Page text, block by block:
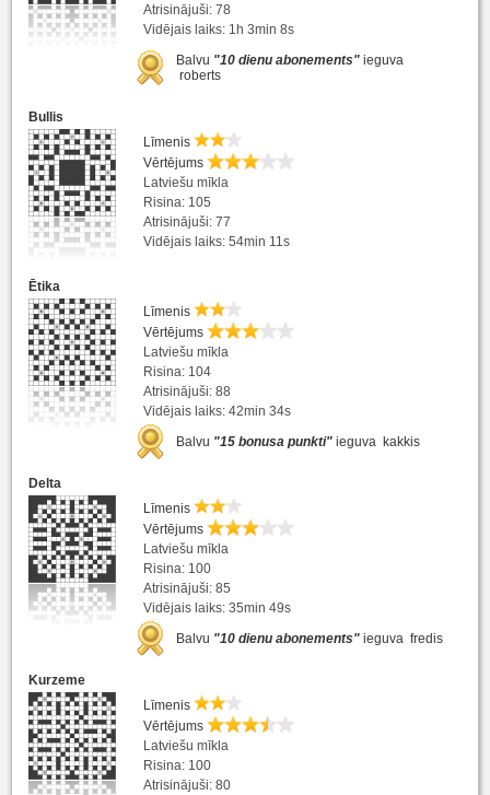
Atrisinājuši: 78
Vidējais laiks: 1h 3min 8s
Balvu "10 dienu abonements" ieguva
roberts
Bullis
Līmenis
Vērtējums
Latviešu mīkla
Risina: 105
Atrisinājuši: 77
Vidējais laiks: 54min 11s
Ētika
Līmenis
Vērtējums
Latviešu mīkla
Risina: 104
Atrisinājuši: 88
Vidējais laiks: 42min 34s
Balvu "15 bonusa punkti" ieguva kakkis
Delta
Līmenis
Vērtējums
Latviešu mīkla
Risina: 100
Atrisinājuši: 85
Vidējais laiks: 35min 49s
Balvu "10 dienu abonements" ieguva fredis
Kurzeme
Līmenis
Vērtējums
Latviešu mīkla
Risina: 100
Atrisinājuši: 80